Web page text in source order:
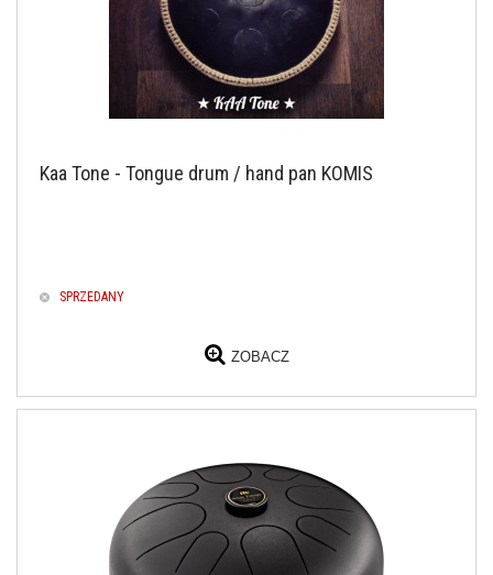
Kaa Tone - Tongue drum / hand pan KOMIS
SPRZEDANY
ZOBACZ